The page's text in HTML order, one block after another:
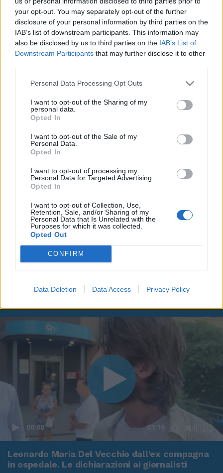
your opt-out. You may separately opt-out of the further
disclosure of your personal information by third parties on the
IAB’s list of downstream participants. This information may
also be disclosed by us to third parties on the IAB’s List of
Downstream Participants that may further disclose it to other
Personal Data Processing Opt Outs
I want to opt-out of the Sharing of my
personal data.
Opted In
I want to opt-out of the Sale of my
Personal Data.
Opted In
I want to opt-out of processing my
Personal Data for Targeted Advertising.
Opted In
I want to opt-out of Collection, Use,
Retention, Sale, and/or Sharing of my
Personal Data that Is Unrelated with the
Purposes for which it was collected.
Opted Out
CONFIRM
Data Deletion Data Access Privacy Policy
00:00 01:16
Leonardo Maria Del Vecchio dall'ex compagna
in ospedale. Le dichiarazioni ai giornalisti